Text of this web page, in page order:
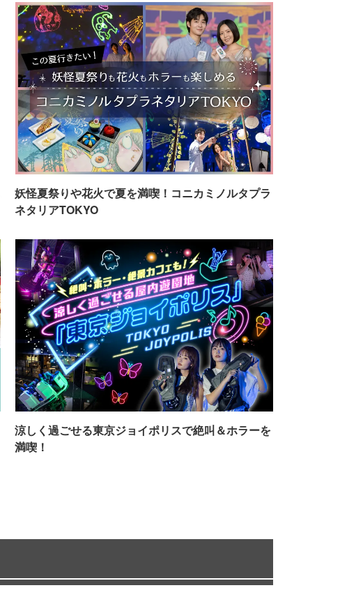
妖怪夏祭りや花火で夏を満喫！コニカミノルタプラ
ネタリアTOKYO
涼しく過ごせる東京ジョイポリスで絶叫＆ホラーを
満喫！